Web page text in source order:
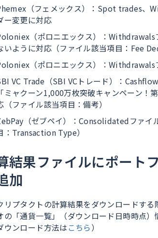
（フェメックス）：Spot trades、
ー変更に対応
（ポロニエックス）：Withdrawals
いように対応（ファイル該当項目：Fee
（ポロニエックス）：Withdrawals
VC Trade（SBI VCトレード）：
「ミャクーン1,000万枚突破キャンペーン！
（ファイル該当項目：備考）
（ゼブペイ）：Consolidatedファイ
：Transaction Type）
結果ファイルにポート
加
リプタクトの計算結果をダウンロードす
の「通貨一覧」（ダウンロード日時時点
ウンロード方法は こちら）